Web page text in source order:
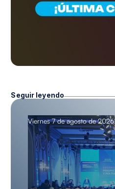
Seguir leyendo
Viernes 7 de agosto de 2026